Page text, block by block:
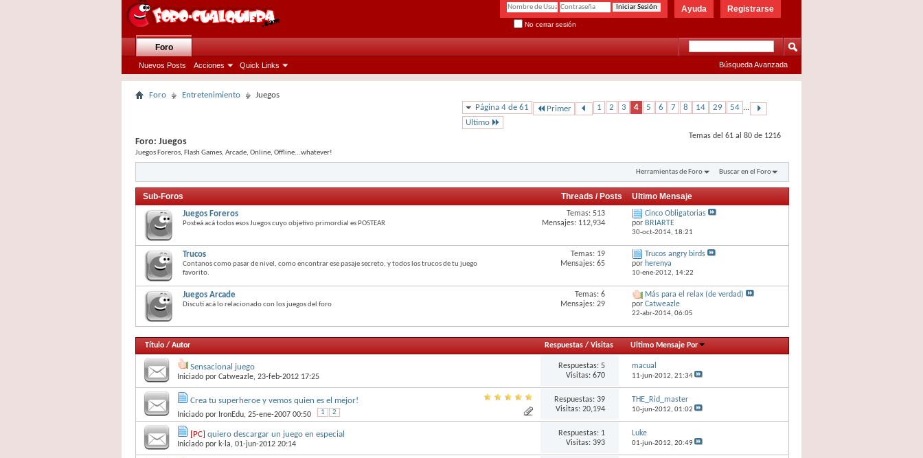
Registrarse
Ayuda
No cerrar sesión
Foro
Nuevos Posts Acciones Quick Links Búsqueda Avanzada
Foro Entretenimiento
Juegos
Página 4 de 61
Primer 1 2 3 4 5 6 7 8 14 29 54 ...
Ultimo
Temas del 61 al 80 de 1216
Foro: Juegos
Juegos Foreros, Flash Games, Arcade, Online, Offline...whatever!
Herramientas de Foro Buscar en el Foro
Sub-Foros Threads / Posts Ultimo Mensaje
Juegos Foreros
Posteá acá todos esos Juegos cuyo objetivo primordial es POSTEAR
Temas: 513
Mensajes: 112,934
Cinco Obligatorias
por BRIARTE
30-oct-2014, 18:21
Trucos
Contanos como pasar de nivel, como encontrar ese pasaje secreto, y todos los trucos de tu juego
favorito.
Temas: 19
Mensajes: 65
Trucos angry birds
por herenya
10-ene-2012, 14:22
Juegos Arcade
Discutí acá lo relacionado con los juegos del foro
Temas: 6
Mensajes: 29
Más para el relax (de verdad)
por Catweazle
22-abr-2014, 06:05
Título / Autor Respuestas/ Visitas Ultimo Mensaje Por
Sensacional juego
Iniciado por Catweazle, 23-feb-2012 17:25
Respuestas: 5
Visitas: 670
macual
11-jun-2012, 21:34
Crea tu superheroe y vemos quien es el mejor!
Iniciado por IronEdu, 25-ene-2007 00:50 1 2
Respuestas: 39
Visitas: 20,194
THE_Rid_master
10-jun-2012, 01:02
[PC] quiero descargar un juego en especial
Iniciado por k-la, 01-jun-2012 20:14
Respuestas: 1
Visitas: 393
Luke
01-jun-2012, 20:49